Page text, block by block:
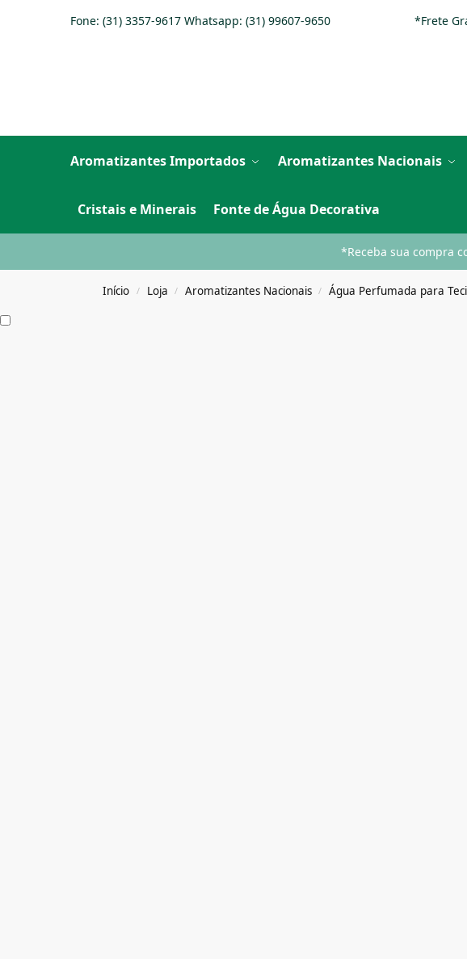
Fone: (31) 3357-9617 Whatsapp: (31) 99607-9650 *Frete
Aromatizantes Importados Aromatizantes Nacionais
Cristais e Minerais Fonte de Água Decorativa
*Receba sua compra
Início / Loja / Aromatizantes Nacionais / Água Perfumada para